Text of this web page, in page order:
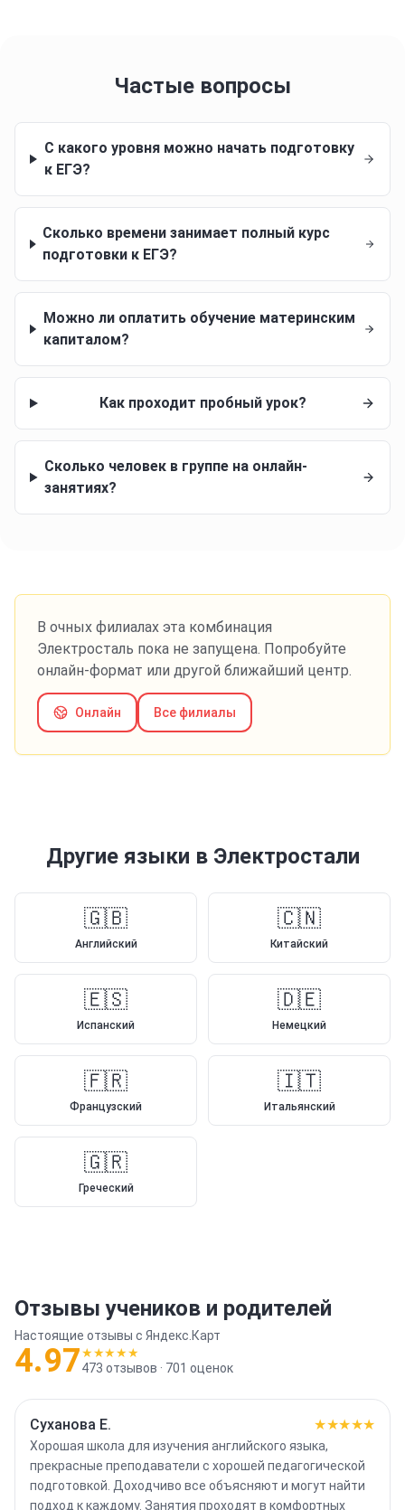
Частые вопросы
С какого уровня можно начать подготовку
к ЕГЭ?
Сколько времени занимает полный курс
подготовки к ЕГЭ?
Можно ли оплатить обучение материнским
капиталом?
Как проходит пробный урок?
Сколько человек в группе на онлайн-
занятиях?
В очных филиалах эта комбинация
Электросталь пока не запущена. Попробуйте
онлайн-формат или другой ближайший центр.
Онлайн Все филиалы
Другие языки в Электростали
🇬🇧
Английский
🇨🇳
Китайский
🇪🇸
Испанский
🇩🇪
Немецкий
🇫🇷
Французский
🇮🇹
Итальянский
🇬🇷
Греческий
Отзывы учеников и родителей
Настоящие отзывы с Яндекс.Карт
4.97★★★★★
473 отзывов · 701 оценок
Суханова Е. ★★★★★
Хорошая школа для изучения английского языка,
прекрасные преподаватели с хорошей педагогической
подготовкой. Доходчиво все объясняют и могут найти
подход к каждому. Занятия проходят в комфортных